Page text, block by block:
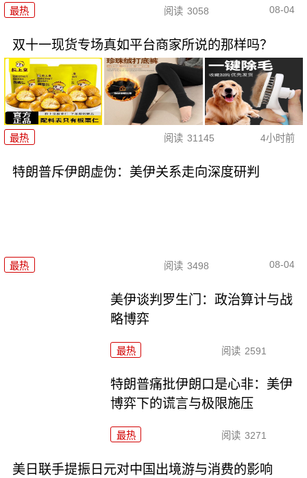
最热 阅读 3058 08-04
双十一现货专场真如平台商家所说的那样吗？
最热 阅读 31145 4小时前
特朗普斥伊朗虚伪：美伊关系走向深度研判
最热 阅读 3498 08-04
美伊谈判罗生门：政治算计与战
略博弈
最热 阅读 2591
特朗普痛批伊朗口是心非：美伊
博弈下的谎言与极限施压
最热 阅读 3271
美日联手提振日元对中国出境游与消费的影响